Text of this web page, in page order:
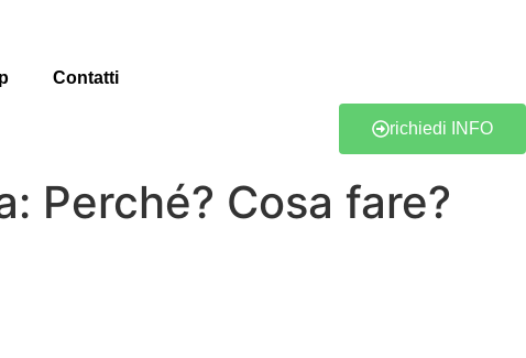
Contatti
richiedi INFO
Perché? Cosa fare?